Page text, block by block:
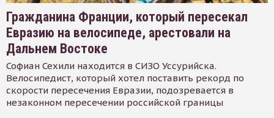
Гражданина Франции, который пересекал
Евразию на велосипеде, арестовали на
Дальнем Востоке
Софиан Сехили находится в СИЗО Уссурийска.
Велосипедист, который хотел поставить рекорд по
скорости пересечения Евразии, подозревается в
незаконном пересечении российской границы